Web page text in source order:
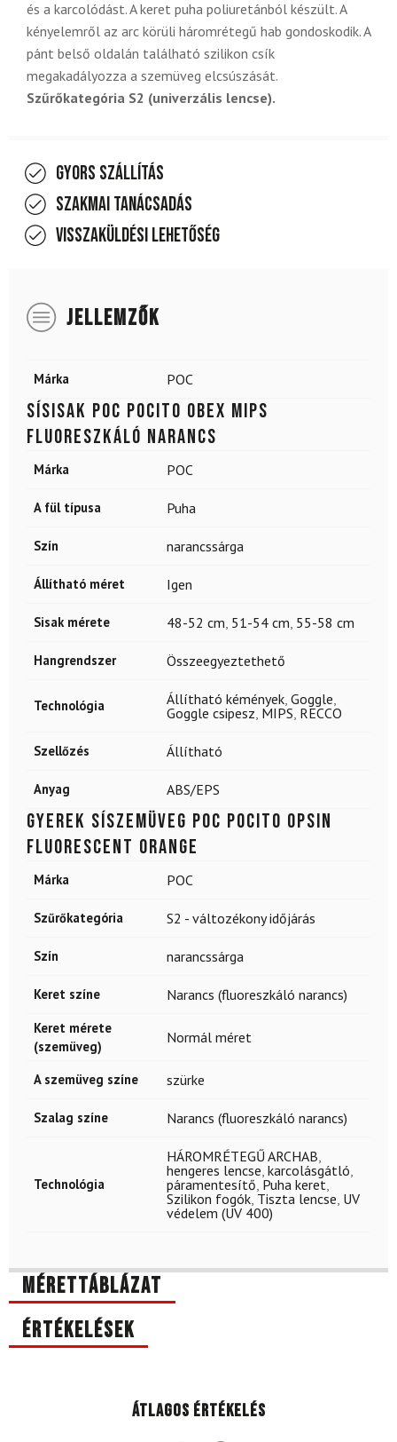
és a karcolódást. A keret puha poliuretánból készült. A
kényelemről az arc körüli háromrétegű hab gondoskodik. A
pánt belső oldalán található szilikon csík
megakadályozza a szemüveg elcsúszását.
Szűrőkategória S2 (univerzális lencse).
Gyors szállítás
Szakmai tanácsadás
Visszaküldési lehetőség
JELLEMZŐK
Márka POC
Sísisak POC Pocito Obex Mips
fluoreszkáló narancs
Márka POC
A fül típusa Puha
Szín narancssárga
Állítható méret Igen
Sisak mérete 48-52 cm 51-54 cm 55-58 cm
Hangrendszer Összeegyeztethető
Technológia Állítható kémények Goggle
Goggle csipesz MIPS RECCO
Szellőzés Állítható
Anyag ABS/EPS
Gyerek síszemüveg POC POCito Opsin
Fluorescent Orange
Márka POC
Szűrőkategória S2 - változékony időjárás
Szín narancssárga
Keret színe Narancs (fluoreszkáló narancs)
Keret mérete
(szemüveg)
Normál méret
A szemüveg színe szürke
Szalag színe Narancs (fluoreszkáló narancs)
Technológia
HÁROMRÉTEGŰ ARCHAB
hengeres lencse karcolásgátló
páramentesítő Puha keret
Szilikon fogók Tiszta lencse UV
védelem (UV 400)
Mérettáblázat
Értékelések
Átlagos értékelés